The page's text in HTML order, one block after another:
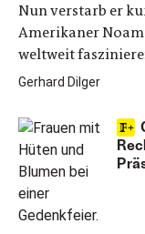
Nun verstarb er
Amerikaner
weltweit
Gerhard Dilger